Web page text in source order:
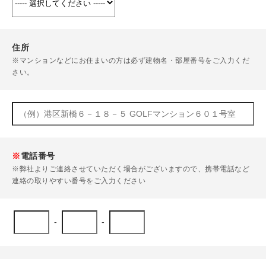
住所
※マンションなどにお住まいの方は必ず建物名・部屋番号をご入力くだ
さい。
※電話番号
※弊社よりご連絡させていただく場合がございますので、携帯電話など
連絡の取りやすい番号をご入力ください
- -